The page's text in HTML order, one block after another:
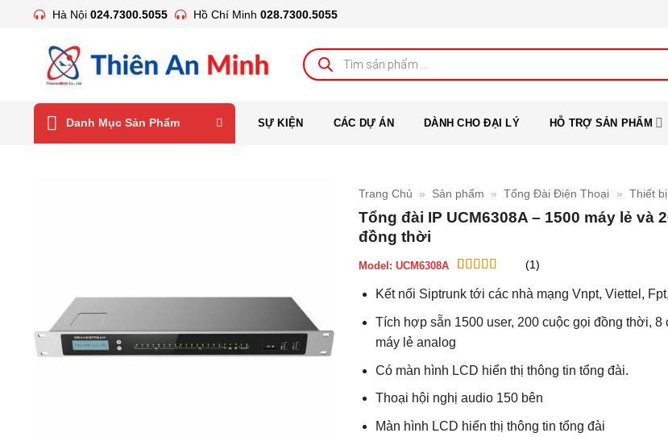
Hà Nội 024.7300.5055 Hồ Chí Minh 028.7300.5055
Tìm
kiếm
sản
phẩm
Danh Mục Sản Phẩm SỰ KIỆN CÁC DỰ ÁN DÀNH CHO ĐẠI LÝ HỖ TRỢ SẢN PHẨM
Trang Chủ » Sản phẩm » Tổng Đài Điện Thoại » Thiết
Tổng đài IP UCM6308A – 1500 máy lẻ và
đồng thời
Model:UCM6308A
trênđánh
(1)
Kết nối Siptrunk tới các nhà mạng Vnpt, Viettel,
Tích hợp sẵn 1500 user, 200 cuộc gọi đồng thời, 8
máy lẻ analog
Có màn hình LCD hiển thị thông tin tổng đài.
Thoại hội nghị audio 150 bên
Màn hình LCD hiển thị thông tin tổng đài